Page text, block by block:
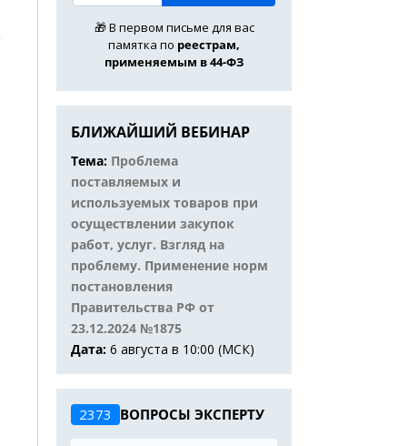
🎁 В первом письме для вас
памятка по реестрам,
применяемым в 44-ФЗ
БЛИЖАЙШИЙ ВЕБИНАР
Тема: Проблема
поставляемых и
используемых товаров при
осуществлении закупок
работ, услуг. Взгляд на
проблему. Применение норм
постановления
Правительства РФ от
23.12.2024 №1875
Дата: 6 августа в 10:00 (МСК)
2373 ВОПРОСЫ ЭКСПЕРТУ